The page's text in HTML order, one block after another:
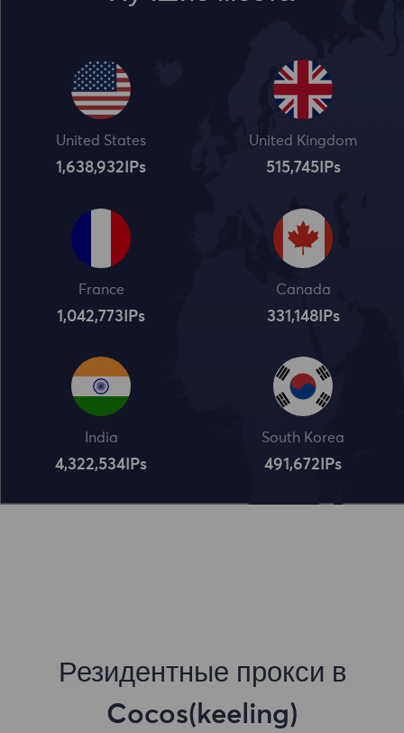
United States
1,638,932 IPs
United Kingdom
515,745IPs
France
1,042,773 IPs
Canada
331,148IPs
India
4,322,534 IPs
South Korea
491,672 IPs
Резидентные прокси в
Cocos(keeling)